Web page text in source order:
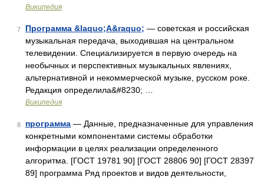
Википедия
7 Программа &laquo;А&raquo; — советская и российская
музыкальная передача, выходившая на центральном
телевидении. Специализируется в первую очередь на
необычных и перспективных музыкальных явлениях,
альтернативной и некоммерческой музыке, русском роке.
Редакция определила&#8230; …
Википедия
8 программа — Данные, предназначенные для управления
конкретными компонентами системы обработки
информации в целях реализации определенного
алгоритма. [ГОСТ 19781 90] [ГОСТ 28806 90] [ГОСТ 28397
89] программа Ряд проектов и видов деятельности,